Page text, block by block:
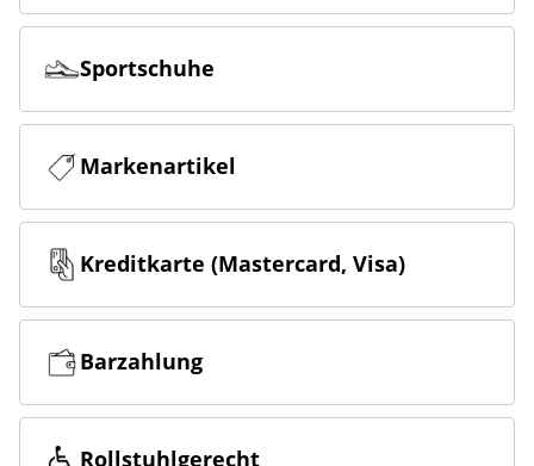
Sportschuhe
Markenartikel
Kreditkarte (Mastercard, Visa)
Barzahlung
Rollstuhlgerecht